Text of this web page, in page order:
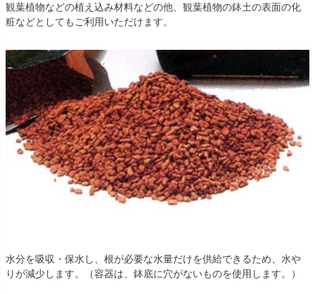
観葉植物などの植え込み材料などの他、観葉植物の鉢土の表面の化
粧などとしてもご利用いただけます。
水分を吸収・保水し、根が必要な水量だけを供給できるため、水や
りが減少します。（容器は、鉢底に穴がないものを使用します。）